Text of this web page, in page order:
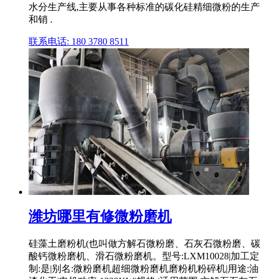
水分生产线,主要从事各种标准的碳化硅精细微粉的生产
和销 .
联系电话: 180 3780 8511
潍坊哪里有修微粉磨机
硅藻土磨粉机(也叫做方解石微粉磨、石灰石微粉磨、碳
酸钙微粉磨机、滑石微粉磨机。型号:LXM10028|加工定
制:是|别名:微粉磨机超细微粉磨机磨粉机粉碎机|用途:油